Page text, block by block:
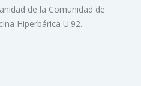
de la Comunidad de
Hiperbárica U.92.